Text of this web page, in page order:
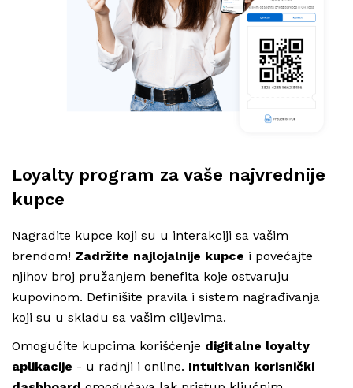
Loyalty program za vaše najvrednije
kupce
Nagradite kupce koji su u interakciji sa vašim
brendom! Zadržite najlojalnije kupce i povećajte
njihov broj pružanjem benefita koje ostvaruju
kupovinom. Definišite pravila i sistem nagrađivanja
koji su u skladu sa vašim ciljevima.
Omogućite kupcima korišćenje digitalne loyalty
aplikacije - u radnji i online. Intuitivan korisnički